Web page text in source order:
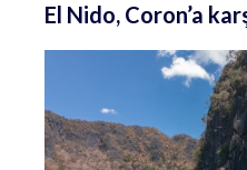
El Nido, Coron’a